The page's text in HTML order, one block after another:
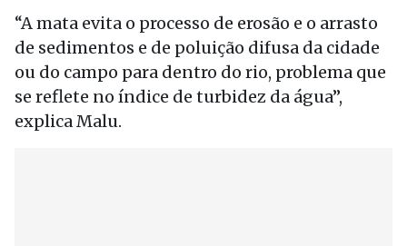
“A mata evita o processo de erosão e o arrasto
de sedimentos e de poluição difusa da cidade
ou do campo para dentro do rio, problema que
se reflete no índice de turbidez da água”,
explica Malu.